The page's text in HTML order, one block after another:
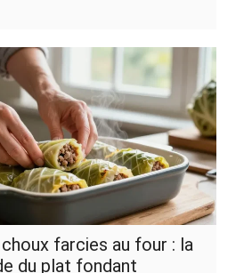
farcies au four : la
du plat fondant